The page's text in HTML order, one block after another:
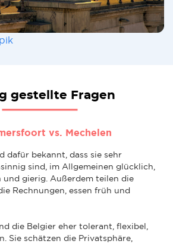
gestellte Fragen
vs. Mechelen
dafür bekannt, dass sie sehr
sind, im Allgemeinen glücklich,
gierig. Außerdem teilen die
Rechnungen, essen früh und
die Belgier eher tolerant, flexibel,
Sie schätzen die Privatsphäre,